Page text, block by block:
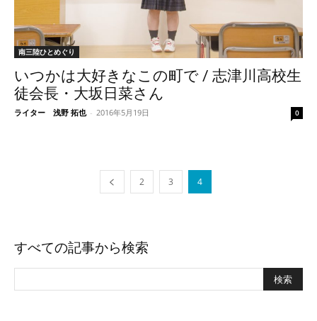
南三陸ひとめぐり
いつかは大好きなこの町で / 志津川高校生
徒会長・大坂日菜さん
ライター 浅野 拓也 - 2016年5月19日 0
2 3 4
すべての記事から検索